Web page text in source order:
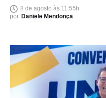
Amazonas
8 de agosto às 11:55h
por Daniele Mendonça